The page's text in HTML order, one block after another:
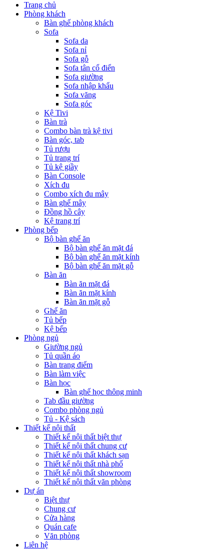
Trang chủ
Phòng khách
Bàn ghế phòng khách
Sofa
Sofa da
Sofa nỉ
Sofa gỗ
Sofa tân cổ điển
Sofa giường
Sofa nhập khẩu
Sofa văng
Sofa góc
Kệ Tivi
Bàn trà
Combo bàn trà kệ tivi
Bàn góc, tab
Tủ rượu
Tủ trang trí
Tủ kệ giầy
Bàn Console
Xích đu
Combo xích đu mây
Bàn ghế mây
Đồng hồ cây
Kệ trang trí
Phòng bếp
Bộ bàn ghế ăn
Bộ bàn ghế ăn mặt đá
Bộ bàn ghế ăn mặt kính
Bộ bàn ghế ăn mặt gỗ
Bàn ăn
Bàn ăn mặt đá
Bàn ăn mặt kính
Bàn ăn mặt gỗ
Ghế ăn
Tủ bếp
Kệ bếp
Phòng ngủ
Giường ngủ
Tủ quần áo
Bàn trang điểm
Bàn làm việc
Bàn học
Bàn ghế học thông minh
Tab đầu giường
Combo phòng ngủ
Tủ - Kệ sách
Thiết kế nội thất
Thiết kế nội thất biệt thự
Thiết kế nội thất chung cư
Thiết kế nội thất khách sạn
Thiết kế nội thất nhà phố
Thiết kế nội thất showroom
Thiết kế nội thất văn phòng
Dự án
Biệt thự
Chung cư
Cửa hàng
Quán cafe
Văn phòng
Liên hệ